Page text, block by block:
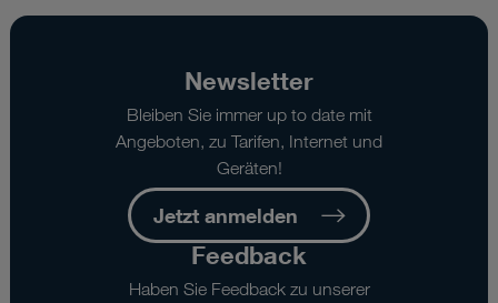
Newsletter
Bleiben Sie immer up to date mit
Angeboten, zu Tarifen, Internet und
Geräten!
Jetzt anmelden
Feedback
Haben Sie Feedback zu unserer